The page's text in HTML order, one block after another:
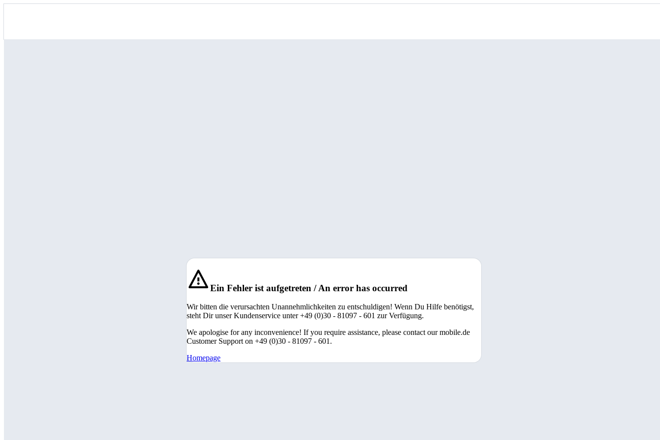
Ein Fehler ist aufgetreten / An error has occurred
Wir bitten die verursachten Unannehmlichkeiten zu entschuldigen! Wenn Du Hilfe benötigst,
steht Dir unser Kundenservice unter +49 (0)30 - 81097 - 601 zur Verfügung.
We apologise for any inconvenience! If you require assistance, please contact our mobile.de
Customer Support on +49 (0)30 - 81097 - 601.
Homepage